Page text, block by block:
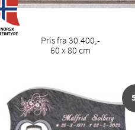
Pris fra 30.400,-
60 x 80 cm